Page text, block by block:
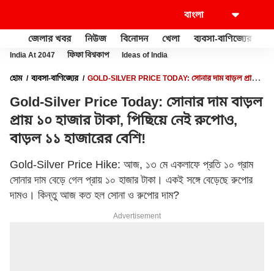
জেলার খবর নিউজ বিনোদন খেলা ব্যবসা-বাণিজ্যের
India At 2047 ফিফা বিশ্বকাপ Ideas of India
হোম ব্যবসা-বাণিজ্যের
GOLD-SILVER PRICE TODAY: সোনার দাম বাড়ল প্রায়
Gold-Silver Price Today: সোনার দাম বাড়ল
প্রায় ১০ হাজার টাকা, পিছিয়ে নেই রুপোও,
বাড়ল ১১ হাজারের বেশি!
Gold-Silver Price Hike: আজ, ১৩ মে একলাফে প্রতি ১০ গ্রাম
সোনার দাম বেড়ে গেল প্রায় ১০ হাজার টাকা। একই সঙ্গে বেড়েছে রুপোর
দামও। কিন্তু আজ কত হল সোনা ও রুপোর দাম?
Advertisement